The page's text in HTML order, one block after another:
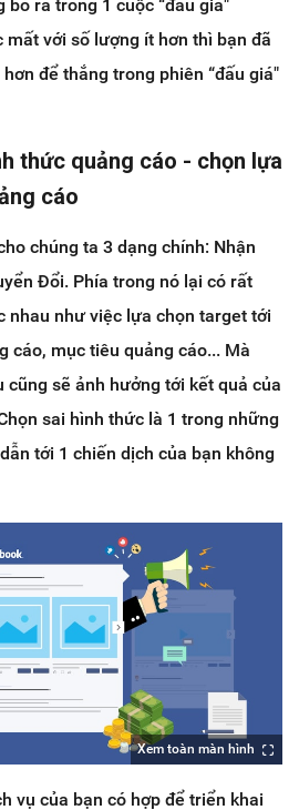
ra trong 1 cuộc “đấu giá"
với số lượng ít hơn thì bạn đã
để thắng trong phiên “đấu giá"
thức quảng cáo - chọn lựa
cáo
chúng ta 3 dạng chính: Nhận
Đổi. Phía trong nó lại có rất
nhau như việc lựa chọn target tới
cáo, mục tiêu quảng cáo... Mà
cũng sẽ ảnh hưởng tới kết quả của
sai hình thức là 1 trong những
tới 1 chiến dịch của bạn không
Xem toàn màn hình
vụ của bạn có hợp để triển khai